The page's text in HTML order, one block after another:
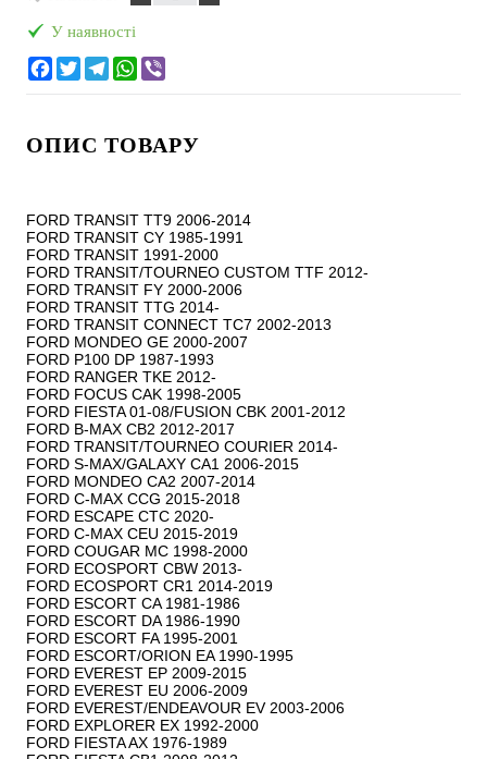
У наявності
ОПИС ТОВАРУ
FORD TRANSIT TT9 2006-2014
FORD TRANSIT CY 1985-1991
FORD TRANSIT 1991-2000
FORD TRANSIT/TOURNEO CUSTOM TTF 2012-
FORD TRANSIT FY 2000-2006
FORD TRANSIT TTG 2014-
FORD TRANSIT CONNECT TC7 2002-2013
FORD MONDEO GE 2000-2007
FORD P100 DP 1987-1993
FORD RANGER TKE 2012-
FORD FOCUS CAK 1998-2005
FORD FIESTA 01-08/FUSION CBK 2001-2012
FORD B-MAX CB2 2012-2017
FORD TRANSIT/TOURNEO COURIER 2014-
FORD S-MAX/GALAXY CA1 2006-2015
FORD MONDEO CA2 2007-2014
FORD C-MAX CCG 2015-2018
FORD ESCAPE CTC 2020-
FORD C-MAX CEU 2015-2019
FORD COUGAR MC 1998-2000
FORD ECOSPORT CBW 2013-
FORD ECOSPORT CR1 2014-2019
FORD ESCORT CA 1981-1986
FORD ESCORT DA 1986-1990
FORD ESCORT FA 1995-2001
FORD ESCORT/ORION EA 1990-1995
FORD EVEREST EP 2009-2015
FORD EVEREST EU 2006-2009
FORD EVEREST/ENDEAVOUR EV 2003-2006
FORD EXPLORER EX 1992-2000
FORD FIESTA AX 1976-1989